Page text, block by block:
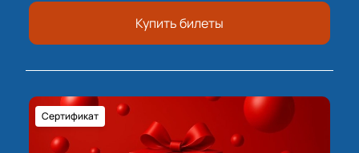
Купить билеты
Сертификат